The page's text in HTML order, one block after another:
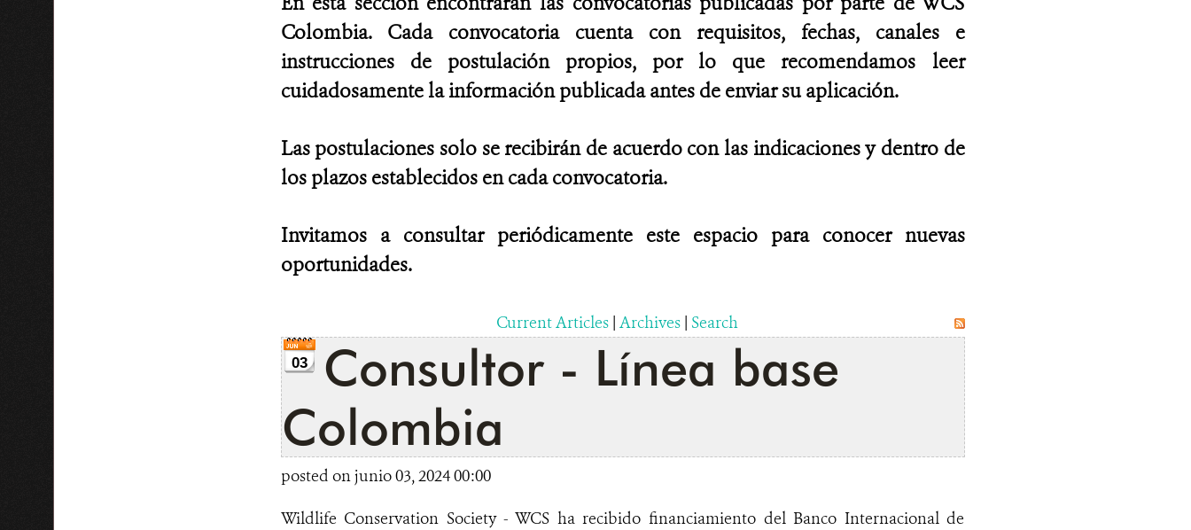
Colombia. Cada convocatoria cuenta con requisitos, fechas, canales e
instrucciones de postulación propios, por lo que recomendamos leer
cuidadosamente la información publicada antes de enviar su aplicación.
Las postulaciones solo se recibirán de acuerdo con las indicaciones y dentro de
los plazos establecidos en cada convocatoria.
Invitamos a consultar periódicamente este espacio para conocer nuevas
oportunidades.
Current Articles | Archives | Search
03
Consultor - Línea base
Colombia
posted on junio 03, 2024 00:00
Wildlife Conservation Society - WCS ha recibido financiamiento del Banco Internacional de